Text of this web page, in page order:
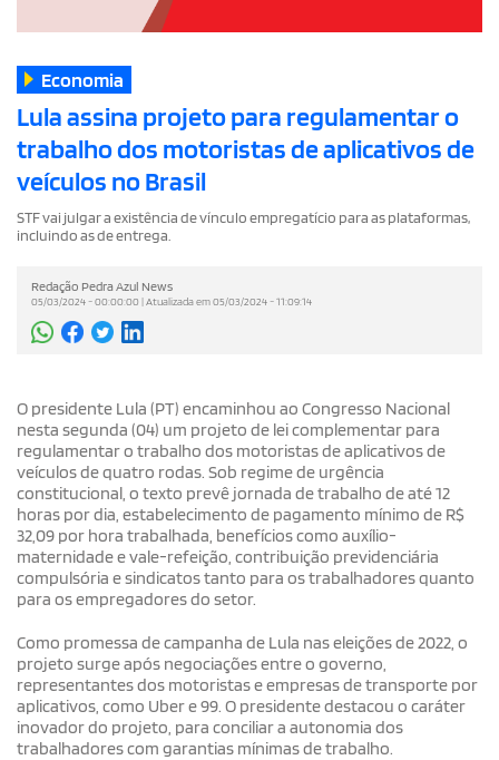
Economia
Lula assina projeto para regulamentar o
trabalho dos motoristas de aplicativos de
veículos no Brasil
STF vai julgar a existência de vínculo empregatício para as plataformas,
incluindo as de entrega.
Redação Pedra Azul News
05/03/2024 - 00:00:00 | Atualizada em 05/03/2024 - 11:09:14
O presidente Lula (PT) encaminhou ao Congresso Nacional
nesta segunda (04) um projeto de lei complementar para
regulamentar o trabalho dos motoristas de aplicativos de
veículos de quatro rodas. Sob regime de urgência
constitucional, o texto prevê jornada de trabalho de até 12
horas por dia, estabelecimento de pagamento mínimo de R$
32,09 por hora trabalhada, benefícios como auxílio-
maternidade e vale-refeição, contribuição previdenciária
compulsória e sindicatos tanto para os trabalhadores quanto
para os empregadores do setor.
Como promessa de campanha de Lula nas eleições de 2022, o
projeto surge após negociações entre o governo,
representantes dos motoristas e empresas de transporte por
aplicativos, como Uber e 99. O presidente destacou o caráter
inovador do projeto, para conciliar a autonomia dos
trabalhadores com garantias mínimas de trabalho.